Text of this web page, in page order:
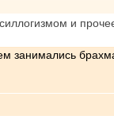
и
занимались